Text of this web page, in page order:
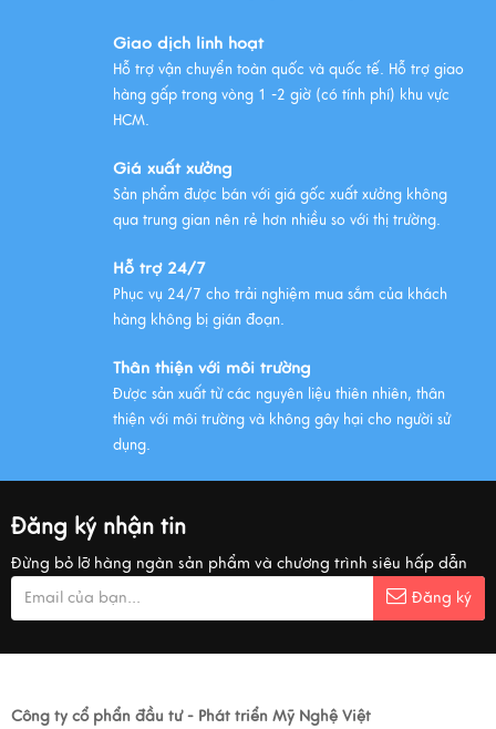
Giao dịch linh hoạt
Hỗ trợ vận chuyển toàn quốc và quốc tế. Hỗ trợ giao
hàng gấp trong vòng 1 -2 giờ (có tính phí) khu vực
HCM.
Giá xuất xưởng
Sản phẩm được bán với giá gốc xuất xưởng không
qua trung gian nên rẻ hơn nhiều so với thị trường.
Hỗ trợ 24/7
Phục vụ 24/7 cho trải nghiệm mua sắm của khách
hàng không bị gián đoạn.
Thân thiện với môi trường
Được sản xuất từ các nguyên liệu thiên nhiên, thân
thiện với môi trường và không gây hại cho người sử
dụng.
Đăng ký nhận tin
Đừng bỏ lỡ hàng ngàn sản phẩm và chương trình siêu hấp dẫn
Đăng ký
Công ty cổ phẩn đầu tư - Phát triển Mỹ Nghệ Việt